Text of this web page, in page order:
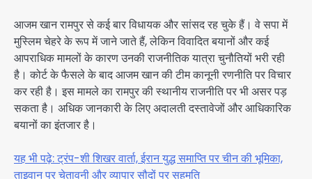
आजम खान रामपुर से कई बार विधायक और सांसद रह चुके हैं। वे सपा में
मुस्लिम चेहरे के रूप में जाने जाते हैं, लेकिन विवादित बयानों और कई
आपराधिक मामलों के कारण उनकी राजनीतिक यात्रा चुनौतियों भरी रही
है। कोर्ट के फैसले के बाद आजम खान की टीम कानूनी रणनीति पर विचार
कर रही है। इस मामले का रामपुर की स्थानीय राजनीति पर भी असर पड़
सकता है। अधिक जानकारी के लिए अदालती दस्तावेजों और आधिकारिक
बयानों का इंतजार है।
यह भी पढ़े: ट्रंप-शी शिखर वार्ता, ईरान युद्ध समाप्ति पर चीन की भूमिका,
ताइवान पर चेतावनी और व्यापार सौदों पर सहमति